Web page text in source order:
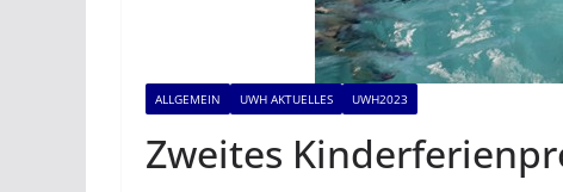
ALLGEMEIN UWH AKTUELLES UWH2023
Zweites